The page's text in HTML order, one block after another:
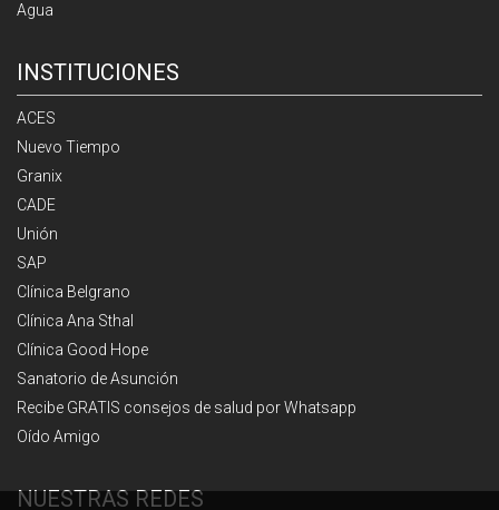
Agua
INSTITUCIONES
ACES
Nuevo Tiempo
Granix
CADE
Unión
SAP
Clínica Belgrano
Clínica Ana Sthal
Clínica Good Hope
Sanatorio de Asunción
Recibe GRATIS consejos de salud por Whatsapp
Oído Amigo
NUESTRAS REDES